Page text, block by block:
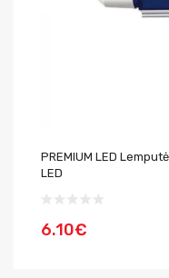
PREMIUM LED
LED
6.10€